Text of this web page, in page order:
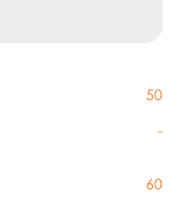
50
-
60